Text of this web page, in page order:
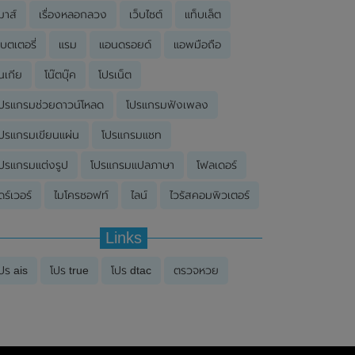
าส์ เรื่องหลอกลวง เว็บไซต์ แท็บเล็ต
ตเตอรี่ แรม แอนดรอยด์ แอพมือถือ
เกีย โน๊ตบุ๊ค โปรเน็ต
รแกรมช่วยดาวน์โหลด โปรแกรมฟังเพลง
รแกรมเขียนแผ่น โปรแกรมแชท
รแกรมแต่งรูป โปรแกรมแปลภาษา โฟลเดอร์
ร์เวอร์ ไมโครซอฟท์ ไลน์ ไวรัสคอมพิวเตอร์
Links
ร ais โปร true โปร dtac ตรวจหวย